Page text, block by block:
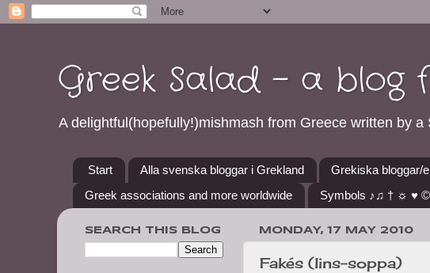
Greek Salad - a blog
A delightful(hopefully!)mishmash from Greece written by
Start Alla svenska bloggar i Grekland Grekiska bloggar/
Greek associations and more worldwide
Symbols ♪♫ † ☼ ♥
MONDAY, 17 MAY 2010
Fakés (lins-soppa)
SEARCH THIS BLOG